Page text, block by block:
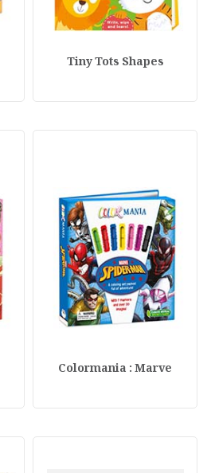
Tiny Tots Shapes
Colormania : Marve